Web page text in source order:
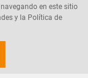
en este sitio
y la Política de